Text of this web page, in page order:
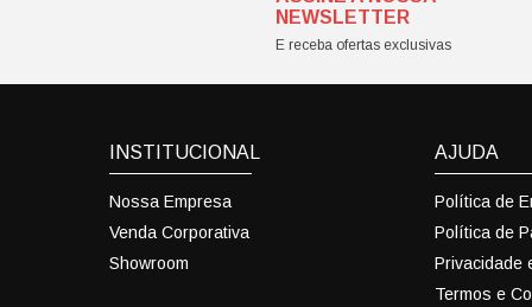
NEWSLETTER
E receba ofertas exclusivas
INSTITUCIONAL
Nossa Empresa
Venda Corporativa
Showroom
AJUDA
Política de
Política de
Privacidade
Termos e